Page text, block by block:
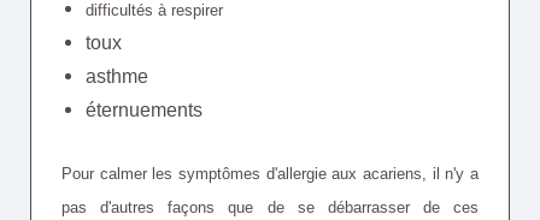
difficultés à respirer
toux
asthme
éternuements
Pour calmer les symptômes d'allergie aux acariens, il n'y a
pas d'autres façons que de se débarrasser de ces